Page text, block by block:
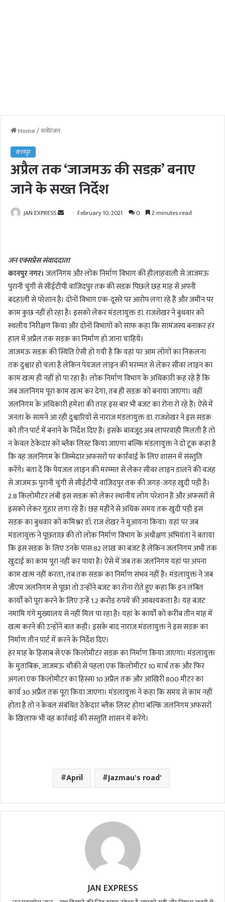
Home/मनोरंजन
कानपुर
अप्रैल तक ‘जाजमऊ की सडक़’ बनाए
जाने के सख्त निर्देश
JAN EXPRESS
a
n
e
m
a
i
l
February 10, 2021 0 2 minutes read
जन एक्सप्रेस संवाददाता
कानपुर नगर। जलनिगम और लोक निर्माण विभाग की हीलाहवाली से जाजमऊ
पुरानी चुंगी से सीईटीपी वाजिदपुर तक की सडक़ पिछले छह माह से अपनी
बदहाली से परेशान है। दोनों विभाग एक-दूसरे पर आरोप लगा रहे हैं और जमीन पर
काम कुछ नहीं हो रहा है। इसको लेकर मंडलायुक्त डा. राजशेखर ने बुधवार को
स्थलीय निरीक्षण किया और दोनों विभागों को साफ कहा कि सामंजस्य बनाकर हर
हाल में अप्रैल तक सडक़ का निर्माण हो जाना चाहिये।
जाजमऊ सडक़ की स्थिति ऐसी हो गयी है कि यहां पर आम लोगों का निकलना
तक दुश्वार हो चला है लेकिन पेयजल लाइन की मरम्मत से लेकर सीवर लाइन का
काम खत्म ही नहीं हो पा रहा है। लोक निर्माण विभाग के अधिकारी कह रहे हैं कि
जब जलनिगम पूरा काम खत्म कर देगा, तब ही सडक़ को बनाया जाएगा। वहीं
जलनिगम के अधिकारी हमेशा की तरह इस बार भी बजट का रोना रो रहे हैं। ऐसे में
जनता के सामने आ रही दुश्वारियों से नाराज मंडलायुक्त डा. राजशेखर ने इस सडक़
को तीन पार्ट में बनाने के निर्देश दिए हैं। इसके बावजूद अब लापरवाही मिलती है तो
न केवल ठेकेदार को ब्लैक लिस्ट किया जाएगा बल्कि मंडलायुक्त ने दो टूक कहा है
कि वह जलनिगम के जिम्मेदार अफसरों पर कार्रवाई के लिए शासन में संस्तुति
करेंगे। बता दें कि पेयजल लाइन की मरम्मत से लेकर सीवर लाइन डालने की वजह
से जाजमऊ पुरानी चुंगी से सीईटीपी वाजिदपुर तक की जगह-जगह खुदी पड़ी है।
2.8 किलोमीटर लंबी इस सडक़ को लेकर स्थानीय लोग परेशान हैं और अफसरों से
इसको लेकर गुहार लगा रहे हैं। छह महीने से अधिक समय तक खुदी पड़ी इस
सडक़ का बुधवार को कमिश्नर डॉ. राज शेखर ने मुआयना किया। यहां पर जब
मंडलायुक्त ने पूछताछ की तो लोक निर्माण विभाग के अधीक्षण अभियंता ने बताया
कि इस सडक़ के लिए उनके पास 82 लाख का बजट है लेकिन जलनिगम अभी तक
खुदाई का काम पूरा नहीं कर पाया है। ऐसे में जब तक जलनिगम यहां पर अपना
काम खत्म नहीं करता, तब तक सडक़ का निर्माण संभव नहीं है। मंडलायुक्त ने जब
जीएम जलनिगम से पूछा तो उन्होंने बजट का रोना रोते हुए कहा कि इन लंबित
कार्यों को पूरा करने के लिए उन्हें 1.2 करोड़ रुपये की आवश्यकता है। यह बजट
नमामि गंगे मुख्यालय से नहीं मिल पा रहा है। यहां के कार्यों को करीब तीन माह में
खत्म करने की उन्होंने बात कही। इसके बाद नाराज मंडलायुक्त ने इस सडक़ का
निर्माण तीन पार्ट में करने के निर्देश दिए।
हर माह के हिसाब से एक किलोमीटर सडक़ का निर्माण किया जाएगा। मंडलायुक्त
के मुताबिक, जाजमऊ चौकी से पहला एक किलोमीटर 10 मार्च तक और फिर
अगला एक किलोमीटर का हिस्सा 10 अप्रैल तक और आखिरी 800 मीटर का
कार्य 30 अप्रैल तक पूरा किया जाएगा। मंडलायुक्त ने कहा कि समय से काम नहीं
होता है तो न केवल संबंधित ठेकेदार ब्लैक लिस्ट होगा बल्कि जलनिगम अफसरों
के खिलाफ भी वह कार्रवाई की संस्तुति शासन में करेंगे।
April Jazmau's road'
JAN EXPRESS